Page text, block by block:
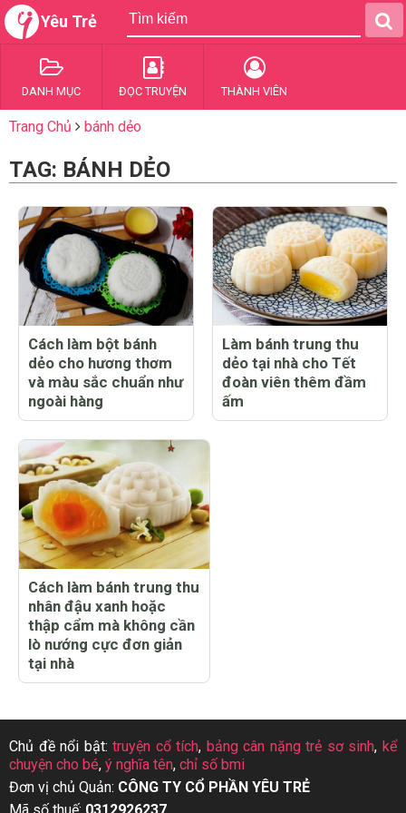
Yêu Trẻ
DANH MỤC ĐỌC TRUYỆN THÀNH VIÊN
Trang Chủ bánh dẻo
TAG: BÁNH DẺO
Cách làm bột bánh
dẻo cho hương thơm
và màu sắc chuẩn như
ngoài hàng
Làm bánh trung thu
dẻo tại nhà cho Tết
đoàn viên thêm đầm
ấm
Cách làm bánh trung thu
nhân đậu xanh hoặc
thập cẩm mà không cần
lò nướng cực đơn giản
tại nhà
Chủ đề nổi bật:truyện cổ tích, bảng cân nặng trẻ sơ sinh, kể
chuyện cho bé, ý nghĩa tên, chỉ số bmi
Đơn vị chủ Quản: CÔNG TY CỔ PHẦN YÊU TRẺ